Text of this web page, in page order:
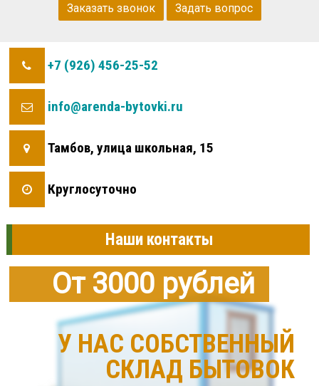
Заказать звонок Задать вопрос
+7 (926) 456-25-52
info@arenda-bytovki.ru
Тамбов, улица школьная, 15
Круглосуточно
Наши контакты
От 3000 рублей
У НАС СОБСТВЕННЫЙ
СКЛАД БЫТОВОК